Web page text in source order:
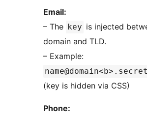
Email:
– The key is injected
domain and TLD.
– Example:
(key is hidden via CSS)
Phone: